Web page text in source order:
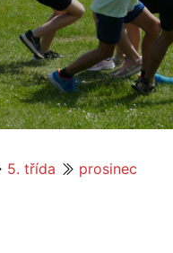
5. třída
prosinec